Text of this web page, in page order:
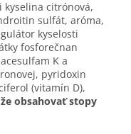
citrónová,
sulfát, aróma,
kyselosti
fosforečnan
K a
pyridoxin
(vitamín D),
obsahovať stopy